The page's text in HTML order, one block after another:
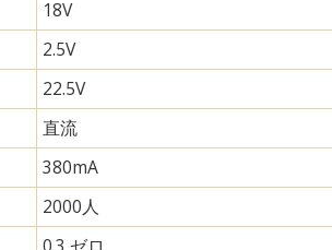
18V
2.5V
22.5V
直流
380mA
2000人